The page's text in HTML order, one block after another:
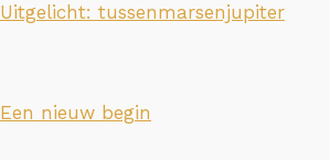
Uitgelicht: tussenmarsenjupiter
Een nieuw begin